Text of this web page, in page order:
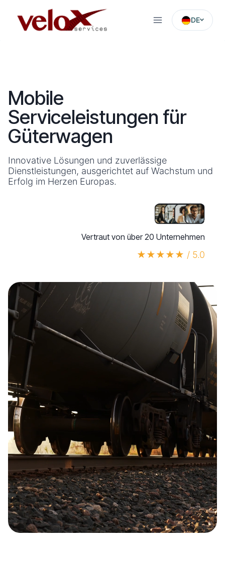
content
DE
Mobile
Serviceleistungen für
Güterwagen
Innovative Lösungen und zuverlässige
Dienstleistungen, ausgerichtet auf Wachstum und
Erfolg im Herzen Europas.
Vertraut von über 20 Unternehmen
★★★★★ / 5.0